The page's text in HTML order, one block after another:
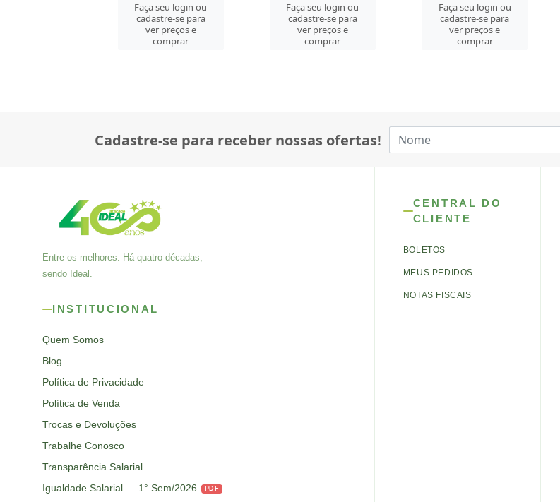
Faça seu login ou
cadastre-se para
ver preços e
comprar
Faça seu login ou
cadastre-se para
ver preços e
comprar
Faça seu login ou
cadastre-se para
ver preços e
comprar
Cadastre-se para receber nossas ofertas!
Entre os melhores. Há quatro décadas,
sendo Ideal.
INSTITUCIONAL
Quem Somos
Blog
Política de Privacidade
Política de Venda
Trocas e Devoluções
Trabalhe Conosco
Transparência Salarial
Igualdade Salarial — 1° Sem/2026
PDF
CENTRAL DO
CLIENTE
BOLETOS
MEUS PEDIDOS
NOTAS FISCAIS